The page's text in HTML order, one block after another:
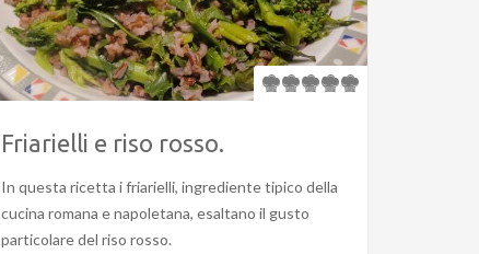
Friarielli e riso rosso.
In questa ricetta i friarielli, ingrediente tipico della
cucina romana e napoletana, esaltano il gusto
particolare del riso rosso.